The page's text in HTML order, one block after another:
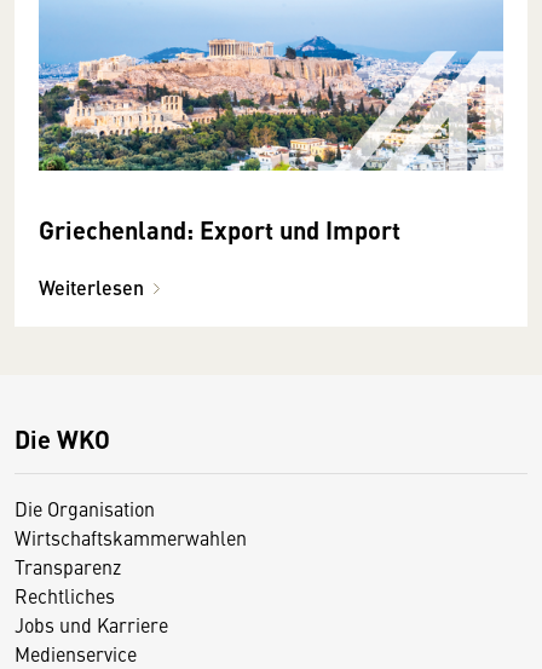
Griechenland: Export und Import
Weiterlesen
Die WKO
Die Organisation
Wirtschaftskammerwahlen
Transparenz
Rechtliches
Jobs und Karriere
Medienservice